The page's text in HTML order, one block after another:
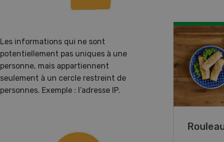
Les informations qui ne sont
potentiellement pas uniques à une
personne, mais appartiennent
seulement à un cercle restreint de
personnes. Exemple : l’adresse IP.